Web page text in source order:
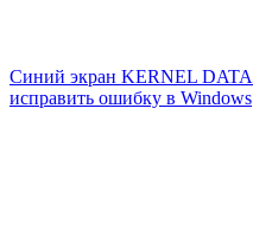
Синий экран KERNEL
исправить ошибку в Windows